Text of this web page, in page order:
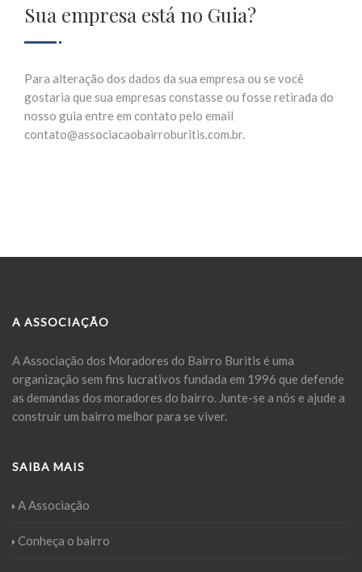
Sua empresa está no Guia?
Para alteração dos dados da sua empresa ou se você
gostaria que sua empresas constasse ou fosse retirada do
nosso guia entre em contato pelo email
contato@associacaobairroburitis.com.br.
A ASSOCIAÇÃO
A Associação dos Moradores do Bairro Buritis é uma
organização sem fins lucrativos fundada em 1996 que defende
as demandas dos moradores do bairro. Junte-se a nós e ajude a
construir um bairro melhor para se viver.
SAIBA MAIS
A Associação
Conheça o bairro